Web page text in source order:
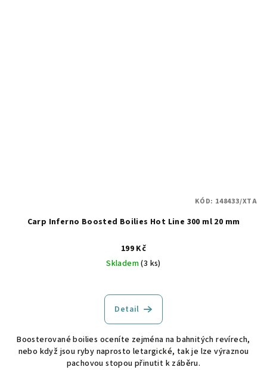
Carp Inferno Boosted Boilies Hot Line 300 ml 20 mm
199 Kč
Skladem(3 ks)
Detail
Boosterované boilies oceníte zejména na bahnitých revírech,
nebo když jsou ryby naprosto letargické, tak je lze výraznou
pachovou stopou přinutit k záběru.
KÓD: 148433/XTA